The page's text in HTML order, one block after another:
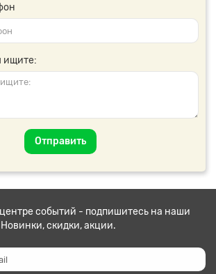
ищите:
Отправить
центре событий - подпишитесь на наши
скидки, акции.